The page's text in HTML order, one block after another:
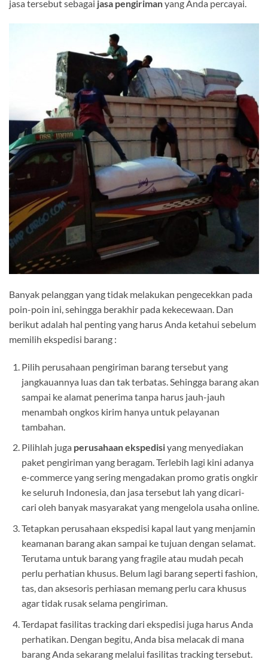
jasa tersebut sebagai jasa pengirimanyang Anda percayai.
Banyak pelanggan yang tidak melakukan pengecekkan pada
poin-poin ini, sehingga berakhir pada kekecewaan. Dan
berikut adalah hal penting yang harus Anda ketahui sebelum
memilih ekspedisi barang :
Pilih perusahaan pengiriman barang tersebut yang
jangkauannya luas dan tak terbatas. Sehingga barang akan
sampai ke alamat penerima tanpa harus jauh-jauh
menambah ongkos kirim hanya untuk pelayanan
tambahan.
Pilihlah juga perusahaan ekspedisiyang menyediakan
paket pengiriman yang beragam. Terlebih lagi kini adanya
e-commerce yang sering mengadakan promo gratis ongkir
ke seluruh Indonesia, dan jasa tersebut lah yang dicari-
cari oleh banyak masyarakat yang mengelola usaha online.
Tetapkan perusahaan ekspedisi kapal laut yang menjamin
keamanan barang akan sampai ke tujuan dengan selamat.
Terutama untuk barang yang fragile atau mudah pecah
perlu perhatian khusus. Belum lagi barang seperti fashion,
tas, dan aksesoris perhiasan memang perlu cara khusus
agar tidak rusak selama pengiriman.
Terdapat fasilitas tracking dari ekspedisi juga harus Anda
perhatikan. Dengan begitu, Anda bisa melacak di mana
barang Anda sekarang melalui fasilitas tracking tersebut.